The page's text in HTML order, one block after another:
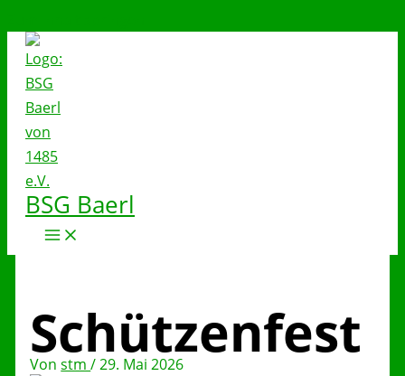
BSG Baerl
Schützenfest
Vonstm/29. Mai 2026